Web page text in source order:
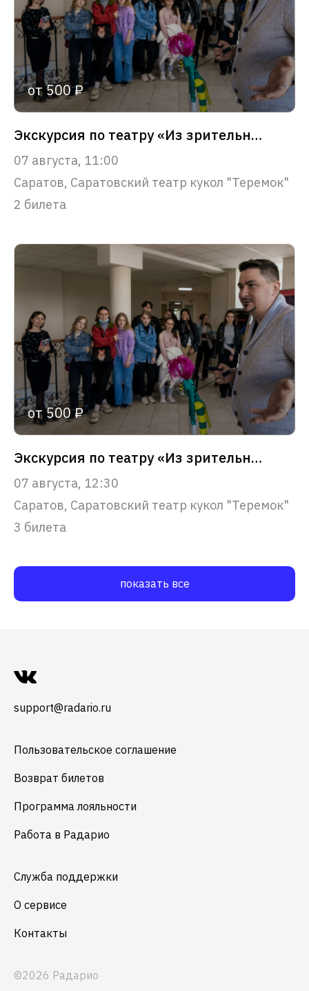
от 500 ₽
Экскурсия по театру «Из зрительного зала – в сердце театра»
07 августа, 11:00
Саратов, Саратовский театр кукол "Теремок"
2 билета
от 500 ₽
Экскурсия по театру «Из зрительного зала – в сердце театра»
07 августа, 12:30
Саратов, Саратовский театр кукол "Теремок"
3 билета
показать все
support@radario.ru
Пользовательское соглашение
Возврат билетов
Программа лояльности
Работа в Радарио
Служба поддержки
О сервисе
Контакты
©2026 Радарио